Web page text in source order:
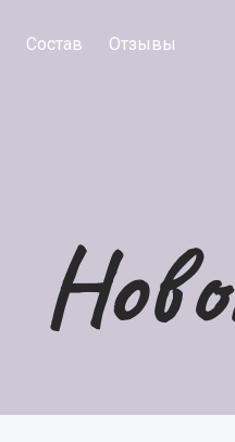
Состав Отзывы